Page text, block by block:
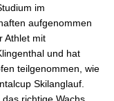
im
aufgenommen
Athlet mit
und hat
teilgenommen, wie
Skilanglauf.